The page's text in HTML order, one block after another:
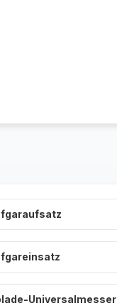
Universalmesser